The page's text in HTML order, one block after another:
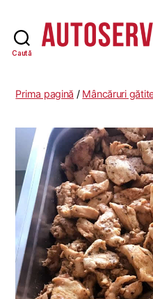
Caută
Prima pagină / Mâncăruri